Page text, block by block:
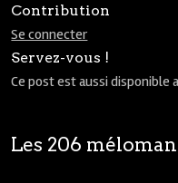
Contribution
Se connecter
Servez-vous !
Ce post est aussi
Les 206